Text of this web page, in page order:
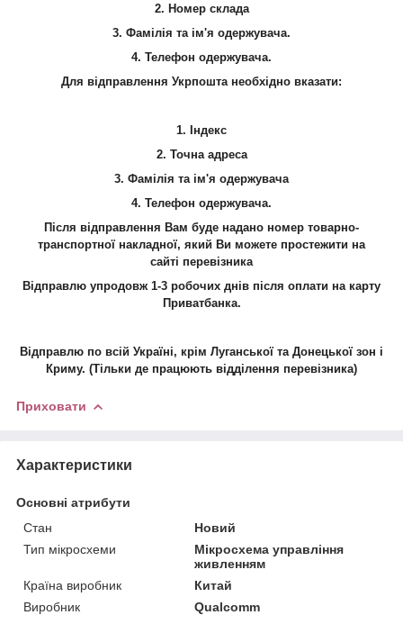
2. Номер склада
3. Фамілія та ім'я одержувача.
4. Телефон одержувача.
Для відправлення Укрпошта необхідно вказати:
1. Індекс
2. Точна адреса
3. Фамілія та ім'я одержувача
4. Телефон одержувача.
Після відправлення Вам буде надано номер товарно-
транспортної накладної, який Ви можете простежити на
сайті перевізника
Відправлю упродовж 1-3 робочих днів після оплати на карту
Приватбанка.
Відправлю по всій Україні, крім Луганської та Донецької зон і
Криму. (Тільки де працюють відділення перевізника)
Приховати
Характеристики
Основні атрибути
Стан
Новий
Тип мікросхеми
Мікросхема управління
живленням
Країна виробник
Китай
Виробник
Qualcomm